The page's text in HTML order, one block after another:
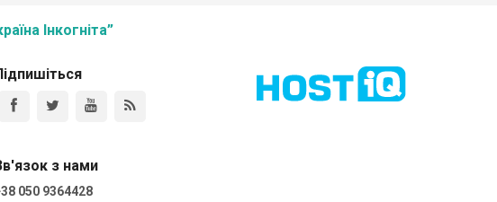
Інкогніта”
з нами
050 9364428